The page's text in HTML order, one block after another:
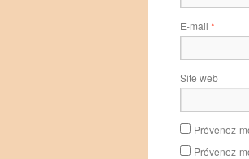
E-mail *
Site web
Prévenez-
Prévenez-